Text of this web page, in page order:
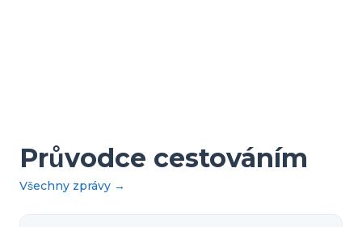
Průvodce cestováním
Všechny zprávy →